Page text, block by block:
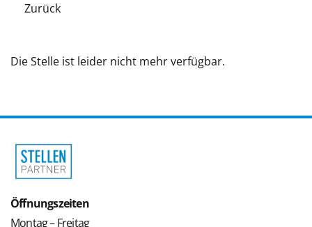
Zurück
Die Stelle ist leider nicht mehr verfügbar.
Öffnungszeiten
Montag – Freitag